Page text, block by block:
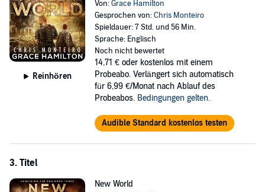
They’ll protect what’s theirs - or die trying.
The McDonald clan have learned their lessons the hard way these
last months. Shane and Jodi finally realize they must keep their
reunited family close and protect their own above all others to
survive in this new post-apocalyptic reality. The repairs on the home
are complete, solar panels installed, and the now operational pump
means they won’t have to continue collecting rainwater for the
But it’s no longer just outsiders wreaking havoc on the small Georgia
Reinhören
Von:Grace Hamilton
Gesprochen von:Chris Monteiro
Spieldauer: 7 Std. und 56 Min.
Sprache: Englisch
Noch nicht bewertet
14,71 € oder kostenlos mit einem
Probeabo. Verlängert sich automatisch
für 6,99 €/Monat nach Ablauf des
Probeabos. Bedingungen gelten.
Audible Standard kostenlos testen
3. Titel
New World